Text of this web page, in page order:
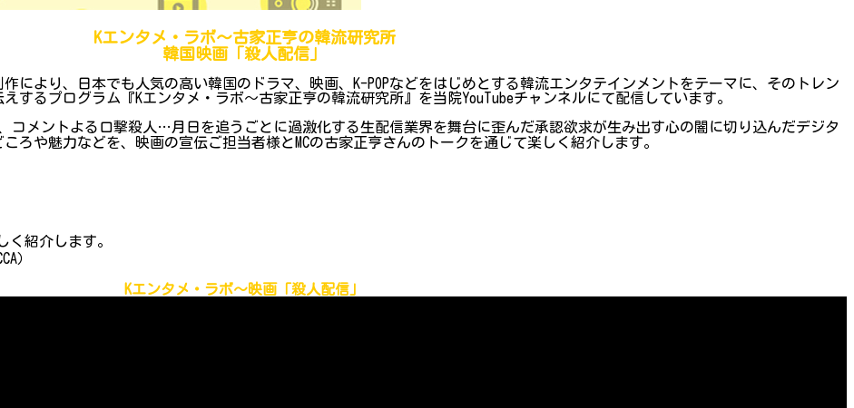
Kエンタメ・ラボ～古家正亨の韓流研究所
韓国映画「殺人配信」
により、日本でも人気の高い韓国のドラマ、映画、K-POPなどをはじめとする韓流エンタテインメントをテーマに、そのトレン
するプログラム『Kエンタメ・ラボ～古家正亨の韓流研究所』を当院YouTubeチャンネルにて配信しています。
コメントよる口撃殺人…月日を追うごとに過激化する生配信業界を舞台に歪んだ承認欲求が生み出す心の闇に切り込んだデジタ
ろや魅力などを、映画の宣伝ご担当者様とMCの古家正亨さんのトークを通じて楽しく紹介します。
く紹介します。
）
Kエンタメ・ラボ～映画「殺人配信」